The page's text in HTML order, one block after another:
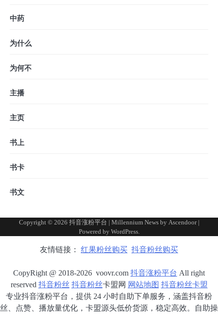
中药
为什么
为何不
主播
主页
书上
书卡
书文
Copyright © 2026 抖音涨粉平台 | Millennium News by Ascendoor|
Powered by WordPress.
友情链接： 红果粉丝购买 抖音粉丝购买
CopyRight @ 2018-2026 voovr.com 抖音涨粉平台 All right
reserved 抖音粉丝 抖音粉丝卡盟网 网站地图 抖音粉丝卡盟
专业抖音涨粉平台，提供 24 小时自助下单服务，涵盖抖音粉
丝、点赞、播放量优化，卡盟源头低价货源，稳定高效。自助操